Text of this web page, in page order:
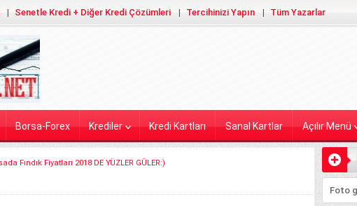
Senetle Kredi + Diğer Kredi Çözümleri Tercihinizi Yapın Tüm Yazarlar
Borsa-Forex Krediler Kredi Kartları Sanal Kartlar Açılır Menü
Fındık Fiyatları 2018 DE YÜZLER GÜLER:)
Ekleyiniz